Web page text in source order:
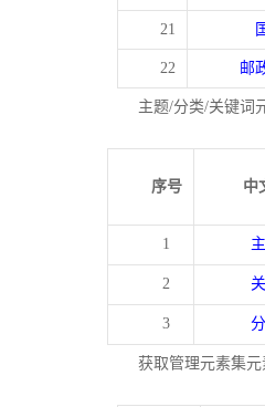
21
22 邮
主题/分类/关键词
序号 中
1
2
3
获取管理元素集